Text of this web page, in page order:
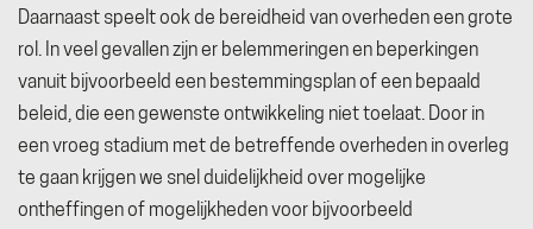
Daarnaast speelt ook de bereidheid van overheden een grote
rol. In veel gevallen zijn er belemmeringen en beperkingen
vanuit bijvoorbeeld een bestemmingsplan of een bepaald
beleid, die een gewenste ontwikkeling niet toelaat. Door in
een vroeg stadium met de betreffende overheden in overleg
te gaan krijgen we snel duidelijkheid over mogelijke
ontheffingen of mogelijkheden voor bijvoorbeeld